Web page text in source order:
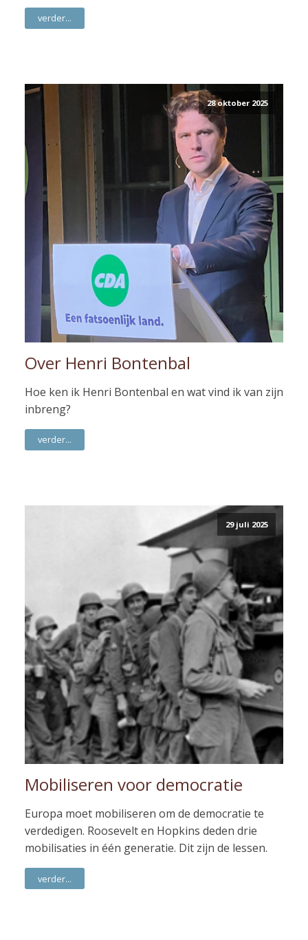
verder...
28 oktober 2025
Over Henri Bontenbal
Hoe ken ik Henri Bontenbal en wat vind ik van zijn
inbreng?
verder...
29 juli 2025
Mobiliseren voor democratie
Europa moet mobiliseren om de democratie te
verdedigen. Roosevelt en Hopkins deden drie
mobilisaties in één generatie. Dit zijn de lessen.
verder...